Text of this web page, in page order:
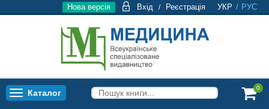
УКР / РУС
Вхід / Реєстрація
Нова версія
Toggle
Каталог
0